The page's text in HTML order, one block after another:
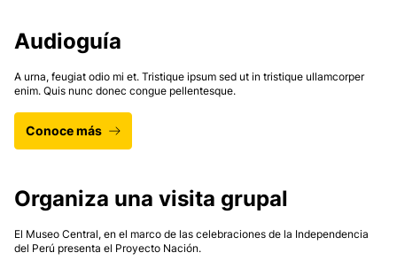
Audioguía
A urna, feugiat odio mi et. Tristique ipsum sed ut in tristique ullamcorper
enim. Quis nunc donec congue pellentesque.
Conoce más
Organiza una visita grupal
El Museo Central, en el marco de las celebraciones de la Independencia
del Perú presenta el Proyecto Nación.